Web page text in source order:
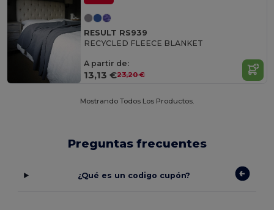
RESULT RS939
RECYCLED FLEECE BLANKET
A partir de:
13,13 €23,20 €
Mostrando Todos Los Productos.
Preguntas frecuentes
¿Qué es un codigo cupón?